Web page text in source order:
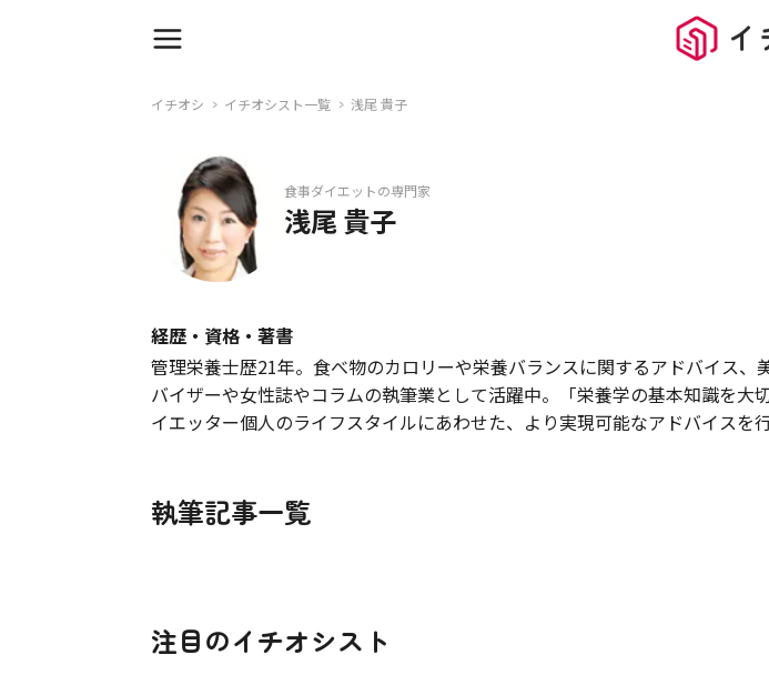
イチオシ イチオシスト一覧 浅尾 貴子
食事ダイエットの専門家
浅尾 貴子
経歴・資格・著書
管理栄養士歴21年。食べ物のカロリーや栄養バランスに関するアドバイス、
バイザーや女性誌やコラムの執筆業として活躍中。「栄養学の基本知識を大
イエッター個人のライフスタイルにあわせた、より実現可能なアドバイスを
執筆記事一覧
注目のイチオシスト